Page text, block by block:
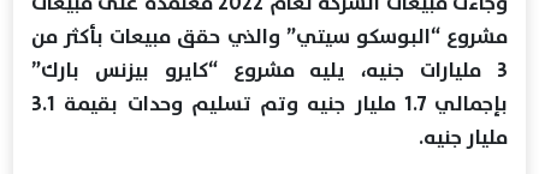
مشروع “البوسكو سيتي” والذي حقق مبيعات بأكثر من
3 مليارات جنيه، يليه مشروع “كايرو بيزنس بارك”
بإجمالي 1.7 مليار جنيه وتم تسليم وحدات بقيمة 3.1
مليار جنيه.